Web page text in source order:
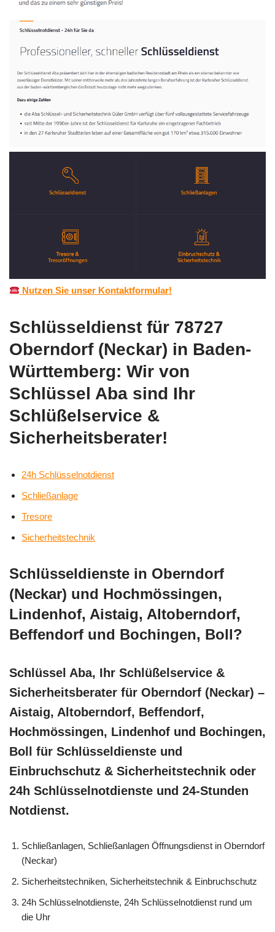
Nutzen Sie unser Kontaktformular!
Schlüsseldienst für 78727
Oberndorf (Neckar) in Baden-
Württemberg: Wir von
Schlüssel Aba sind Ihr
Schlüßelservice &
Sicherheitsberater!
24h Schlüsselnotdienst
Schließanlage
Tresore
Sicherheitstechnik
Schlüsseldienste in Oberndorf
(Neckar) und Hochmössingen,
Lindenhof, Aistaig, Altoberndorf,
Beffendorf und Bochingen, Boll?
Schlüssel Aba, Ihr Schlüßelservice &
Sicherheitsberater für Oberndorf (Neckar) –
Aistaig, Altoberndorf, Beffendorf,
Hochmössingen, Lindenhof und Bochingen,
Boll für Schlüsseldienste und
Einbruchschutz & Sicherheitstechnik oder
24h Schlüsselnotdienste und 24-Stunden
Notdienst.
Schließanlagen, Schließanlagen Öffnungsdienst in Oberndorf
(Neckar)
Sicherheitstechniken, Sicherheitstechnik & Einbruchschutz
24h Schlüsselnotdienste, 24h Schlüsselnotdienst rund um
die Uhr